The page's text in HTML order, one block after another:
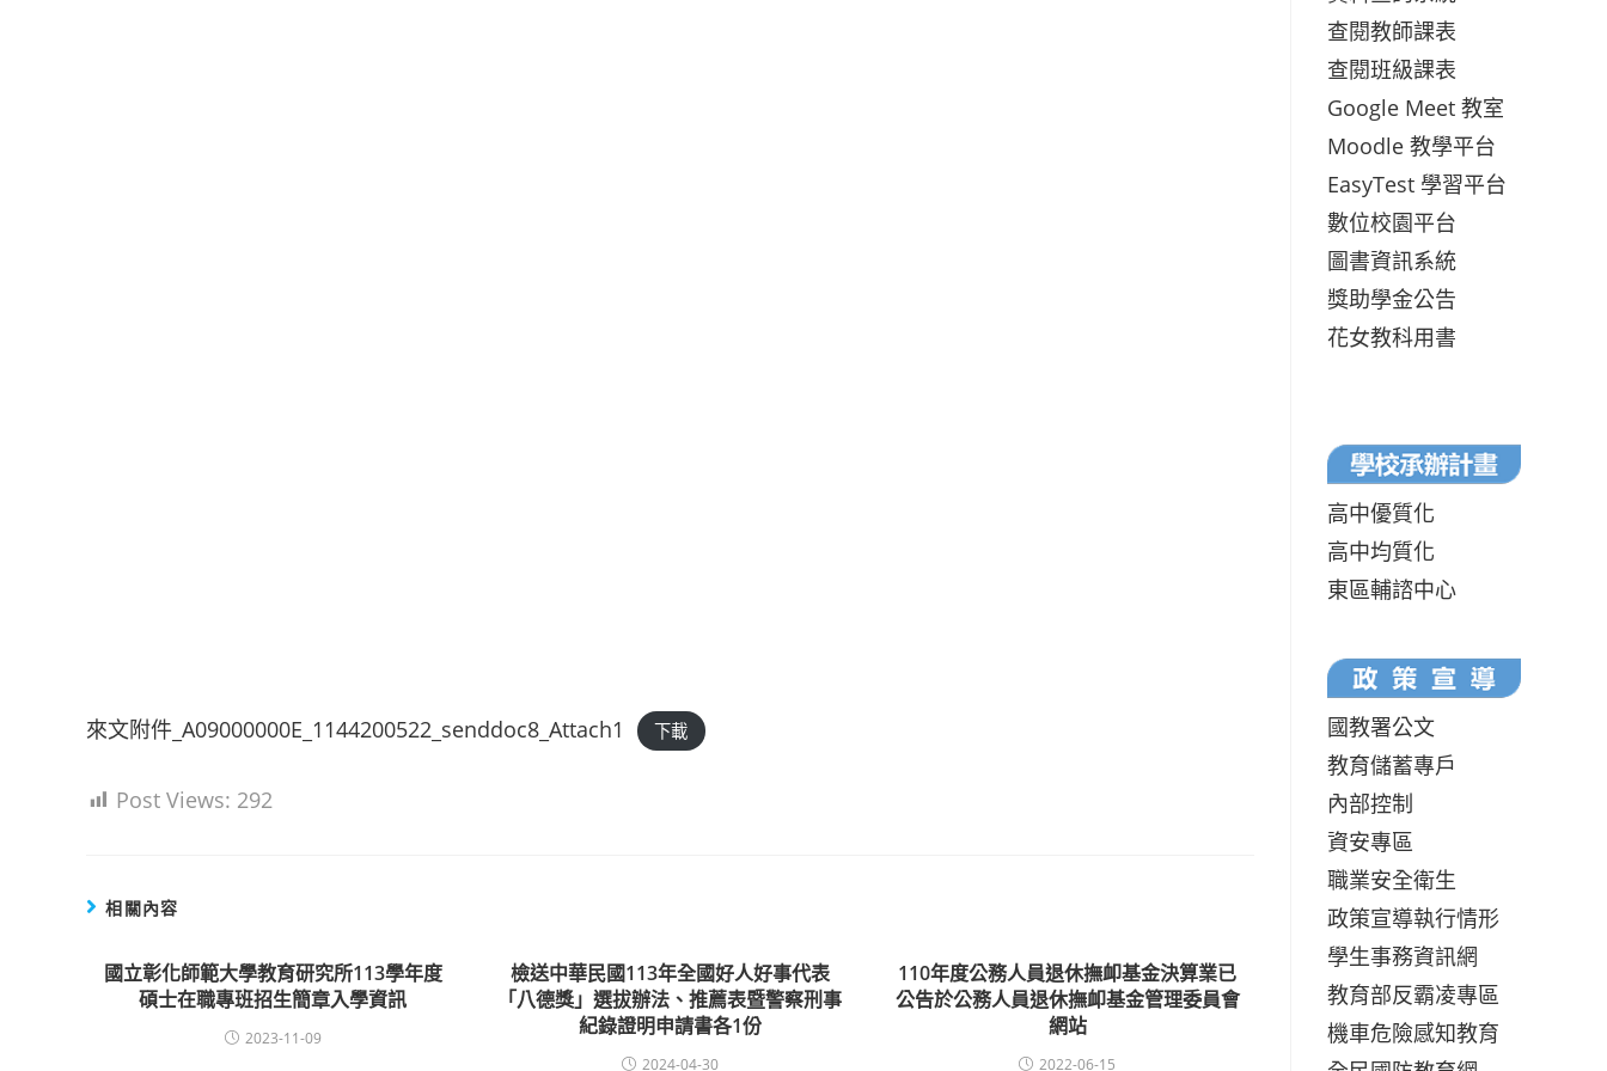
來文附件_A09000000E_1144200522_senddoc8_Attach1 下載
Post Views: 292
相關內容
國立彰化師範大學教育研究所113學年度
碩士在職專班招生簡章入學資訊
2023-11-09
檢送中華民國113年全國好人好事代表
「八德獎」選拔辦法、推薦表暨警察刑事
紀錄證明申請書各1份
2024-04-30
110年度公務人員退休撫卹基金決算業已
公告於公務人員退休撫卹基金管理委員會
網站
2022-06-15
查閱教師課表
查閱班級課表
Google Meet 教室
Moodle 教學平台
EasyTest 學習平台
數位校園平台
圖書資訊系統
獎助學金公告
花女教科用書
高中優質化
高中均質化
東區輔諮中心
國教署公文
教育儲蓄專戶
內部控制
資安專區
職業安全衛生
政策宣導執行情形
學生事務資訊網
教育部反霸凌專區
機車危險感知教育